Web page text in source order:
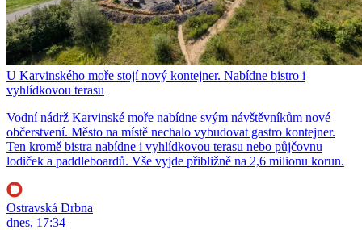
U Karvinského moře stojí nový kontejner. Nabídne bistro i
vyhlídkovou terasu
Vodní nádrž Karvinské moře nabídne svým návštěvníkům nové
občerstvení. Město na místě nechalo vybudovat gastro kontejner.
Ten kromě bistra nabídne i vyhlídkovou terasu nebo půjčovnu
lodiček a paddleboardů. Vše vyjde přibližně na 2,6 milionu korun.
Ostravská Drbna
dnes, 17:34